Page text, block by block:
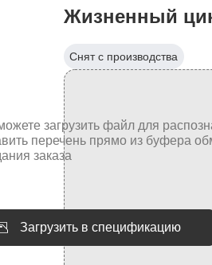
Жизненный
Снят с производства
Загрузить в спецификацию